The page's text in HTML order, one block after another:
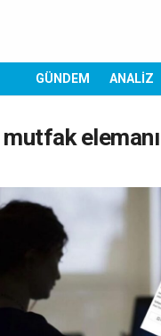
GÜNDEM ANALİZ
mutfak elemanı